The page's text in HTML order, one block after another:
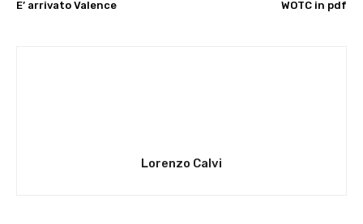
E’ arrivato Valence WOTC in pdf
Lorenzo Calvi